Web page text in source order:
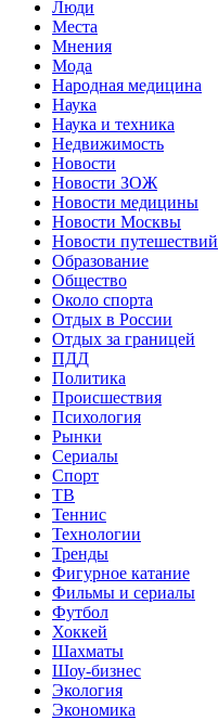
Люди
Места
Мнения
Мода
Народная медицина
Наука
Наука и техника
Недвижимость
Новости
Новости ЗОЖ
Новости медицины
Новости Москвы
Новости путешествий
Образование
Общество
Около спорта
Отдых в России
Отдых за границей
ПДД
Политика
Происшествия
Психология
Рынки
Сериалы
Спорт
ТВ
Теннис
Технологии
Тренды
Фигурное катание
Фильмы и сериалы
Футбол
Хоккей
Шахматы
Шоу-бизнес
Экология
Экономика